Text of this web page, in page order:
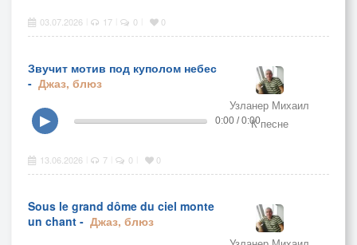
03.07.2026 17 0 0
Звучит мотив под куполом небес
- Джаз, блюз
Узланер Михаил
К песне
▶ 0:00 / 0:00
13.06.2026 7 0 0
Sous le grand dôme du ciel monte
un chant - Джаз, блюз